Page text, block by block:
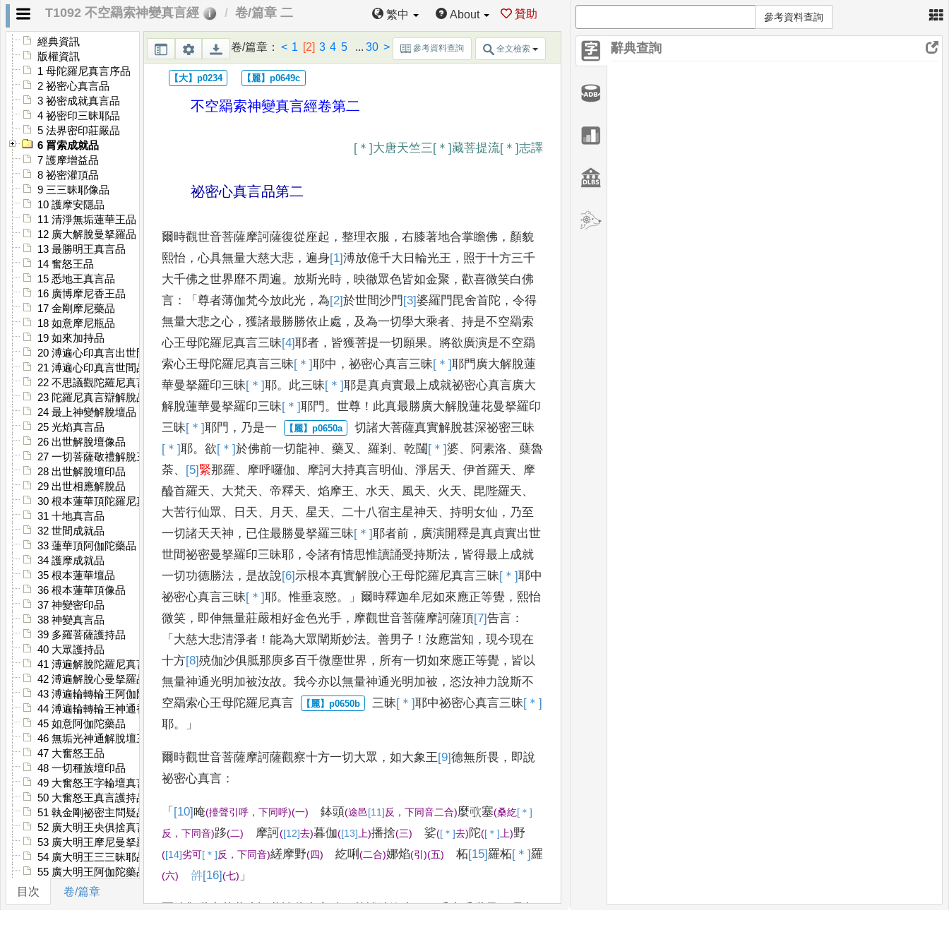
T1092 不空羂索神變真言經 卷/篇章 二 繁中 About 贊助
經典資訊
版權資訊
1 母陀羅尼真言序品
2 祕密心真言品
3 祕密成就真言品
4 祕密印三昧耶品
5 法界密印莊嚴品
6 罥索成就品
7 護摩增益品
8 祕密灌頂品
9 三三昧耶像品
10 護摩安隱品
11 清淨無垢蓮華王品
12 廣大解脫曼拏羅品
13 最勝明王真言品
14 奮怒王品
15 悉地王真言品
16 廣博摩尼香王品
17 金剛摩尼藥品
18 如意摩尼瓶品
19 如來加持品
20 溥遍心印真言出世間品
21 溥遍心印真言世間品
22 不思議觀陀羅尼真言品
23 陀羅尼真言辯解脫品
24 最上神變解脫壇品
25 光焰真言品
26 出世解脫壇像品
27 一切菩薩敬禮解脫三昧耶真言品
28 出世解脫壇印品
29 出世相應解脫品
30 根本蓮華頂陀羅尼真言品
31 十地真言品
32 世間成就品
33 蓮華頂阿伽陀藥品
34 護摩成就品
35 根本蓮華壇品
36 根本蓮華頂像品
37 神變密印品
38 神變真言品
39 多羅菩薩護持品
40 大眾護持品
41 溥遍解脫陀羅尼真言品
42 溥遍解脫心曼拏羅品
43 溥遍輪轉輪王阿伽陀藥品
44 溥遍輪轉輪王神通香品
45 如意阿伽陀藥品
46 無垢光神通解脫壇三昧耶像品
47 大奮怒王品
48 一切種族壇印品
49 大奮怒王字輪壇真言三昧耶品
50 大奮怒王真言護持品
51 執金剛祕密主問疑品
52 廣大明王央俱捨真言品
53 廣大明王摩尼曼拏羅品
54 廣大明王三三昧耶品
55 廣大明王阿伽陀藥品
56 廣大明王央俱捨索曼拏羅品
57 廣大明王圖像品
目次 卷/篇章
卷/篇章： < 1 [2] 3 4 5 ... 30 > 參考資料查詢 全文檢索
不空羂索神變真言經卷第二
[＊] 大唐天竺三[＊]藏菩提流[＊]志譯
祕密心真言品第二
爾時觀世音菩薩摩訶薩復從座起 ， 整理衣服 ， 右膝著地合掌瞻佛 ， 顏貌
熙怡 ， 心具無量大慈大悲 ， 遍身[1]溥放億千大日輪光王 ， 照于十方三千
大千佛之世界靡不周遍 。 放斯光時 ， 映徹眾色皆如金聚 ， 歡喜微笑白佛
言 ：「 尊者薄伽梵今放此光 ， 為[2]於世間沙門[3]婆羅門毘舍首陀 ， 令得
無量大悲之心 ， 獲諸最勝勝依止處 ， 及為一切學大乘者、 持是不空羂索
心王母陀羅尼真言三昧[4]耶者 ， 皆獲菩提一切願果。 將欲廣演是不空羂
索心王母陀羅尼真言三昧[＊]耶中 ， 祕密心真言三昧[＊]耶門廣大解脫蓮
華曼拏羅印三昧[＊]耶。 此三昧[＊]耶是真貞實最上成就祕密心真言廣大
解脫蓮華曼拏羅印三昧[＊]耶門 。 世尊 ！ 此真最勝廣大解脫蓮花曼拏羅印
三昧[＊]耶門 ， 乃是一
切諸大菩薩真實解脫甚深祕密三昧
[＊]耶。 欲[＊]於佛前一切龍神、 藥叉 、 羅剎 、 乾闥[＊]婆、 阿素洛、 蘖魯
荼、 [5]緊那羅、 摩呼囉伽、 摩訶大持真言明仙、 淨居天、 伊首羅天、
摩
醯首羅天、 大梵天、 帝釋天、 焰摩王、 水天、 風天、 火天、 毘陛羅天、
大苦行仙眾 、 日天、 月天、 星天、 二十八宿主星神天、 持明女仙 ， 乃至
一切諸天天神 ， 已住最勝曼拏羅三昧[＊]耶者前 ， 廣演開釋是真貞實出世
世間祕密曼拏羅印三昧耶 ， 令諸有情思惟讀誦受持斯法 ， 皆得最上成就
一切功德勝法 ， 是故說[6]示根本真實解脫心王母陀羅尼真言三昧[＊]耶中
祕密心真言三昧[＊]耶。惟垂哀愍。」 爾時釋迦牟尼如來應正等覺 ， 熙怡
微笑 ， 即伸無量莊嚴相好金色光手 ， 摩觀世音菩薩摩訶薩頂[7]告言 ：
「 大慈大悲清淨者 ！ 能為大眾闡斯妙法。 善男子 ！ 汝應當知 ， 現今現在
十方[8]殑伽沙俱胝那庾多百千微塵世界 ， 所有一切如來應正等覺 ， 皆以
無量神通光明加被汝故。 我今亦以無量神通光明加被 ， 恣汝神力說斯不
空羂索心王母陀羅尼真言
三昧[＊]耶中祕密心真言三昧[＊]
耶。」
爾時觀世音菩薩摩訶薩觀察十方一切大眾 ， 如大象王[9]德無所畏 ， 即說
祕密心真言 ：
「 [10]唵(擡聲引呼 ， 下同呼)(一) 鉢頭(途邑[11]反 ， 下同音二合)麼㰤塞(桑紇[＊]
反 ， 下同音)跢(二) 摩訶([12]去)暮伽([13] 上)播捨(三) 娑([＊]去)陀([＊] 上)野
([14]劣可[＊]反 ， 下同音)縒摩野(四) 紇唎(二合)娜焰(引 )(五) 柘[15]羅柘[＊]羅
(六) 𤙖[16](七) 」
爾時觀世音菩薩摩訶薩說此真言時，其補陀洛山、三千大千世界須彌山
×
參考資料查詢
辭典查詢